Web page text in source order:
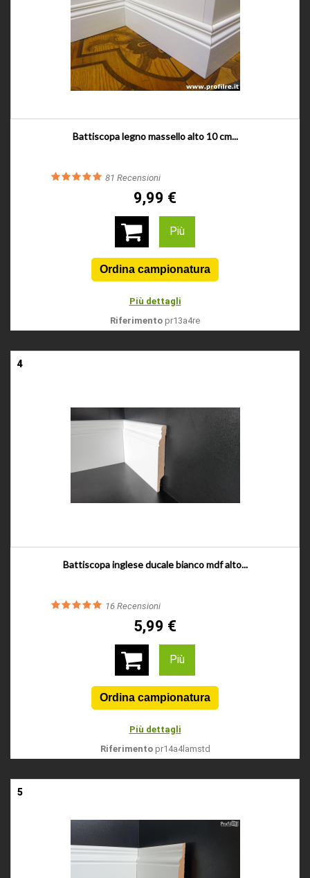
Battiscopa legno massello alto 10 cm...
81 Recensioni
9,99 €
Più
Più dettagli
Riferimento pr13a4re
4
Battiscopa inglese ducale bianco mdf alto...
16 Recensioni
5,99 €
Più
Più dettagli
Riferimento pr14a4lamstd
5